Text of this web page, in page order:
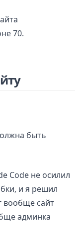
70.
быть
Code не осилил
и я решил
вообще сайт
админка